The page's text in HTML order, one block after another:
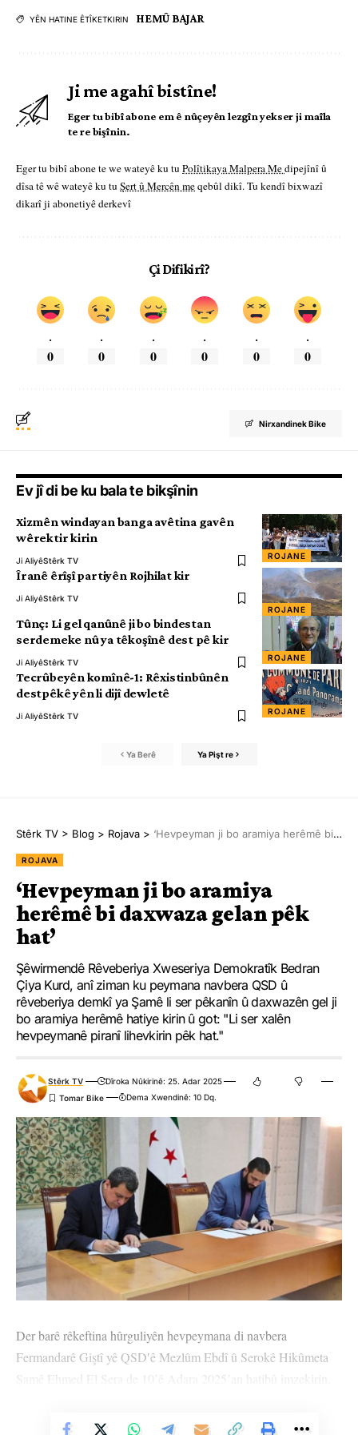
YÊN HATINE ÊTÎKETKIRIN HEMÛ BAJAR
Ji me agahî bistîne!
Eger tu bibî abone em ê nûçeyên lezgîn yekser ji maîla
te re bişînin.
Eger tu bibî abone te we wateyê ku tu Polîtikaya Malpera Medipejînî û
dîsa tê wê wateyê ku tu Şert û Mercên meqebûl dikî. Tu kendî bixwazî
dikarî ji abonetiyê derkevî
Çi Difikirî?
.
0
.
0
.
0
.
0
.
0
.
0
Nirxandinek Bike
Ev jî di be ku bala te bikşînin
ROJANE
Xizmên windayan banga avêtina gavên
wêrektir kirin
Ji AliyêStêrk TV
ROJANE
Îranê êrîşî partiyên Rojhilat kir
Ji AliyêStêrk TV
ROJANE
Tûnç: Li gel qanûnê ji bo bindestan
serdemeke nû ya têkoşînê dest pê kir
Ji AliyêStêrk TV
ROJANE
Tecrûbeyên komînê-1: Rêxistinbûnên
destpêkê yên li dijî dewletê
Ji AliyêStêrk TV
Ya Berê Ya Pişt re
Stêrk TV > Blog > Rojava > ‘Hevpeyman ji bo aramiya herêmê bi daxwaza gelan pêk hat’
ROJAVA
‘Hevpeyman ji bo aramiya
herêmê bi daxwaza gelan pêk
hat’
Şêwirmendê Rêveberiya Xweseriya Demokratîk Bedran
Çiya Kurd, anî ziman ku peymana navbera QSD û
rêveberiya demkî ya Şamê li ser pêkanîn û daxwazên gel ji
bo aramiya herêmê hatiye kirin û got: "Li ser xalên
hevpeymanê piranî lihevkirin pêk hat."
Stêrk TV
Dîroka Nûkirinê: 25. Adar 2025
Dema Xwendinê: 10 Dq.
Der barê rêkeftina hûrguliyên hevpeymana di navbera
Fermandarê Giştî yê QSD′ê Mezlûm Ebdî û Serokê Hikûmeta
Şamê Ehmed El Şera de 10’ê Adara 2025’an hatibû imzekirin.
Xweseriya Demokratîk Bedran Çiya Kurd, bersiva pirsên
Vê Nûçeyê Bixwîne